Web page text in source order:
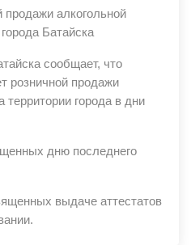
продажи алкогольной
Батайска
сообщает, что
розничной продажи
территории города в дни
дню последнего
выдаче аттестатов